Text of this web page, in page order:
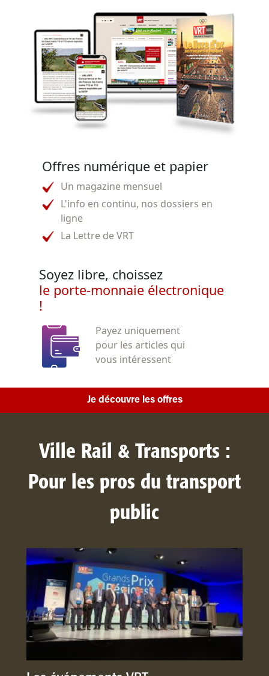
Offres numérique et papier
Un magazine mensuel
L'info en continu, nos dossiers en
ligne
La Lettre de VRT
Soyez libre, choissez
le porte-monnaie électronique
!
Payez uniquement
pour les articles qui
vous intéressent
Je découvre les offres
Ville Rail & Transports :
Pour les pros du transport
public